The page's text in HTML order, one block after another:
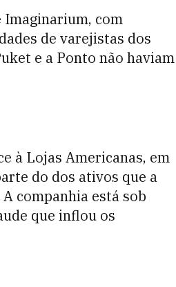
com
de varejistas dos
e a Ponto não haviam
à Lojas Americanas, em
do dos ativos que a
companhia está sob
que inflou os